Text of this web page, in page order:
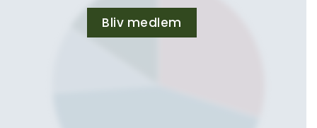
Bliv medlem